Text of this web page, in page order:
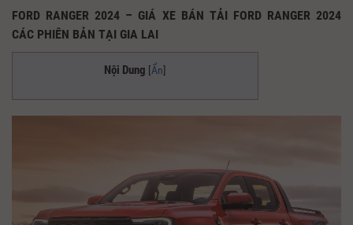
FORD RANGER 2024 – GIÁ XE BÁN TẢI FORD RANGER 2024
CÁC PHIÊN BẢN TẠI GIA LAI
Nội Dung [Ẩn]